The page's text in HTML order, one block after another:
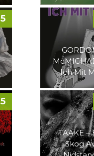
Ich Mit
TAAKE –
Skog